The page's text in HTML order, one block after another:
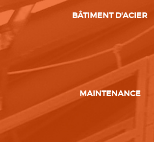
BÂTIMENT D'ACIER
MAINTENANCE